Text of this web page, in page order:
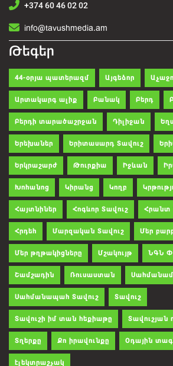
+374 60 46 02 02
info@tavushmedia.am
Թեգեր
44-օրյա պատերազմ Այգեձոր
Արտակարգ ալիք Բանակ Բերդ
Բերդի տարածաշրջան Դիլիջան
Երեխաներ Երիտասարդ Տավուշ
Երկրաշարժ Թուրքիա Իջևան
Խոհանոց Կիրանց Կողբ
Հայտնիներ Հոգևոր Տավուշ Հրանտ
Հրդեհ Մարզական Տավուշ Մեր
Մեր թղթակիցները Մշակույթ ՆԳՆ
Շամշադին Ռուսաստան
Սահմանապահ Տավուշ Տավուշ
Տավուշի իմ տան հեքիաթը Տավուշյան
Տղերքը Քո իրավունքը Օդային
էլեկտրաշչակ